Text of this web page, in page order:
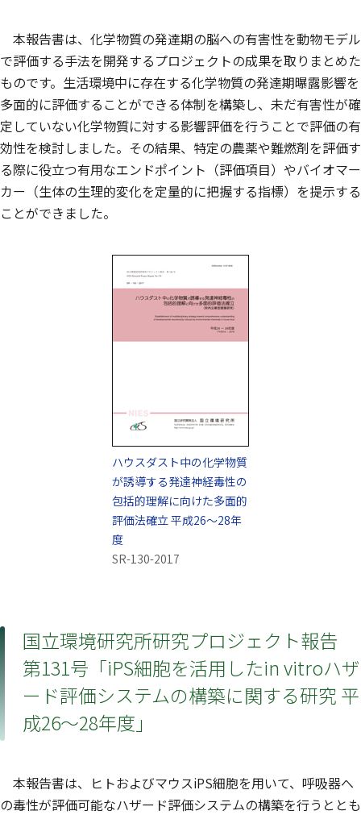
ハウスダスト中の化学物質
が誘導する発達神経毒性の
包括的理解に向けた多面的
評価法確立 平成26～28年
度
SR-130-2017
本報告書は、化学物質の発達期の脳への有害性を動物モデル
で評価する手法を開発するプロジェクトの成果を取りまとめた
ものです。生活環境中に存在する化学物質の発達期曝露影響を
多面的に評価することができる体制を構築し、未だ有害性が確
定していない化学物質に対する影響評価を行うことで評価の有
効性を検討しました。その結果、特定の農薬や難燃剤を評価す
る際に役立つ有用なエンドポイント（評価項目）やバイオマー
カー（生体の生理的変化を定量的に把握する指標）を提示する
ことができました。
国立環境研究所研究プロジェクト報告
第131号「iPS細胞を活用したin vitroハザ
ード評価システムの構築に関する研究 平
成26～28年度」
本報告書は、ヒトおよびマウスiPS細胞を用いて、呼吸器へ
の毒性が評価可能なハザード評価システムの構築を行うととも